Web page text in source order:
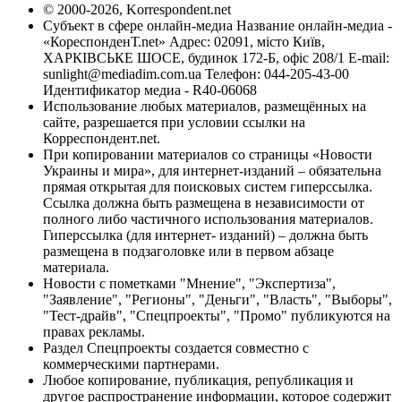
© 2000-2026, Korrespondent.net
Субъект в сфере онлайн-медиа Название онлайн-медиа -
«КореспонденТ.net» Адрес: 02091, місто Київ,
ХАРКІВСЬКЕ ШОСЕ, будинок 172-Б, офіс 208/1 E-mail:
sunlight@mediadim.com.ua Телефон: 044-205-43-00
Идентификатор медиа - R40-06068
Использование любых материалов, размещённых на
сайте, разрешается при условии ссылки на
Корреспондент.net.
При копировании материалов со страницы «Новости
Украины и мира», для интернет-изданий – обязательна
прямая открытая для поисковых систем гиперссылка.
Ссылка должна быть размещена в независимости от
полного либо частичного использования материалов.
Гиперссылка (для интернет- изданий) – должна быть
размещена в подзаголовке или в первом абзаце
материала.
Новости с пометками "Мнение", "Экспертиза",
"Заявление", "Регионы", "Деньги", "Власть", "Выборы",
"Тест-драйв", "Спецпроекты", "Промо" публикуются на
правах рекламы.
Раздел Спецпроекты создается совместно с
коммерческими партнерами.
Любое копирование, публикация, републикация и
другое распространение информации, которое содержит